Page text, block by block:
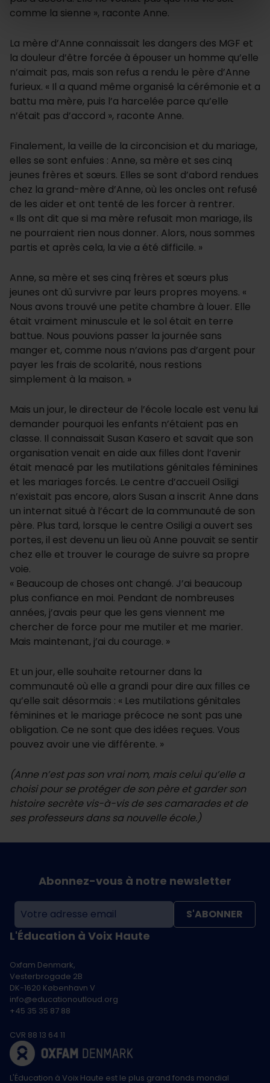
comme la sienne », raconte Anne.
La mère d’Anne connaissait les dangers des MGF et
la douleur d’être forcée à épouser un homme qu’elle
n’aimait pas, mais son refus a rendu le père d’Anne
furieux. « Il a quand même organisé la cérémonie et a
battu ma mère, puis l’a harcelée parce qu’elle
n’était pas d’accord », raconte Anne.
Finalement, la veille de la circoncision et du mariage,
elles se sont enfuies : Anne, sa mère et ses cinq
jeunes frères et sœurs. Elles se sont d’abord rendues
chez la grand-mère d’Anne, où les oncles ont refusé
de les aider et ont tenté de les forcer à rentrer.
« Ils ont dit que si ma mère refusait mon mariage, ils
ne pourraient rien nous donner. Alors, nous sommes
partis et après cela, la vie a été difficile. »
Anne, sa mère et ses cinq frères et sœurs plus
jeunes ont dû survivre par leurs propres moyens. «
Nous avons trouvé une petite chambre à louer. Elle
était vraiment minuscule et le sol était en terre
battue. Nous pouvions passer la journée sans
manger et, comme nous n’avions pas d’argent pour
payer les frais de scolarité, nous restions
simplement à la maison. »
Mais un jour, le directeur de l’école locale est venu lui
demander pourquoi les enfants n’étaient pas en
classe. Il connaissait Susan Kasero et savait que son
organisation venait en aide aux filles dont l’avenir
était menacé par les mutilations génitales féminines
et les mariages forcés. Le centre d’accueil Osiligi
n’existait pas encore, alors Susan a inscrit Anne dans
un internat situé à l’écart de la communauté de son
père. Plus tard, lorsque le centre Osiligi a ouvert ses
portes, il est devenu un lieu où Anne pouvait se sentir
chez elle et trouver le courage de suivre sa propre
voie.
« Beaucoup de choses ont changé. J’ai beaucoup
plus confiance en moi. Pendant de nombreuses
années, j’avais peur que les gens viennent me
chercher de force pour me mutiler et me marier.
Mais maintenant, j’ai du courage. »
Et un jour, elle souhaite retourner dans la
communauté où elle a grandi pour dire aux filles ce
qu’elle sait désormais : « Les mutilations génitales
féminines et le mariage précoce ne sont pas une
obligation. Ce ne sont que des idées reçues. Vous
pouvez avoir une vie différente. »
(Anne n’est pas son vrai nom, mais celui qu’elle a
choisi pour se protéger de son père et garder son
histoire secrète vis-à-vis de ses camarades et de
ses professeurs dans sa nouvelle école.)
L'Éducation à Voix Haute
Oxfam Denmark,
Vesterbrogade 2B
DK-1620 København V
info@educationoutloud.org
+45 35 35 87 88
CVR 88 13 64 11
Abonnez-vous à notre newsletter
S'ABONNER
L'Éducation à Voix Haute est le plus grand fonds mondial